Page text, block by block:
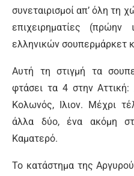
συνεταιρισμοί απ’ όλη τη
επιχειρηματίες (πρώην
ελληνικών σουπερμάρκετ
Αυτή τη στιγμή τα
φτάσει τα 4 στην
Κολωνός, Ιλιον. Μέχρι
άλλα δύο, ένα ακόμη
Καματερό.
Το κατάστημα της